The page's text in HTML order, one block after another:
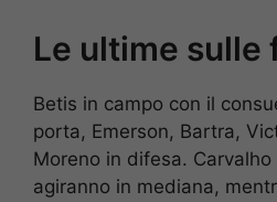
Le ultime sulle
Betis in campo con il
porta, Emerson, Bartra,
Moreno in difesa.
agiranno in mediana,